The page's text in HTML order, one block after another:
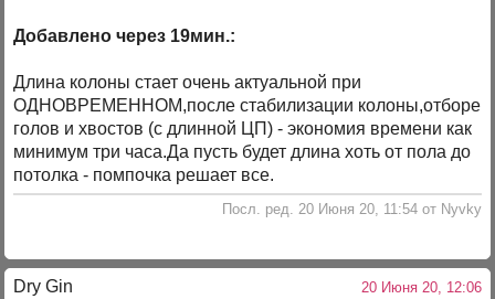
Добавлено через 19мин.:
Длина колоны стает очень актуальной при
ОДНОВРЕМЕННОМ,после стабилизации колоны,отборе
голов и хвостов (с длинной ЦП) - экономия времени как
минимум три часа.Да пусть будет длина хоть от пола до
потолка - помпочка решает все.
Посл. ред. 20 Июня 20, 11:54 от Nyvky
Dry Gin 20 Июня 20, 12:06